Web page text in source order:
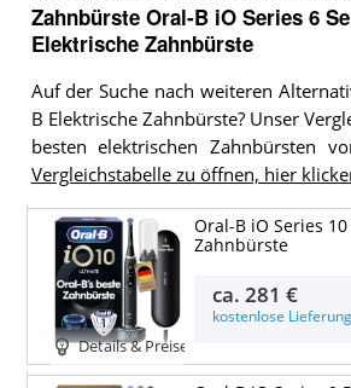
Zahnbürste Oral-B iO Series 6
Elektrische Zahnbürste
Auf der Suche nach weiteren
B Elektrische Zahnbürste? Unser
besten elektrischen Zahnbürsten
Vergleichstabelle zu öffnen, hier
Details & Preise
Oral-B iO Series
Zahnbürste
ca.281 €
kostenlose Lieferung